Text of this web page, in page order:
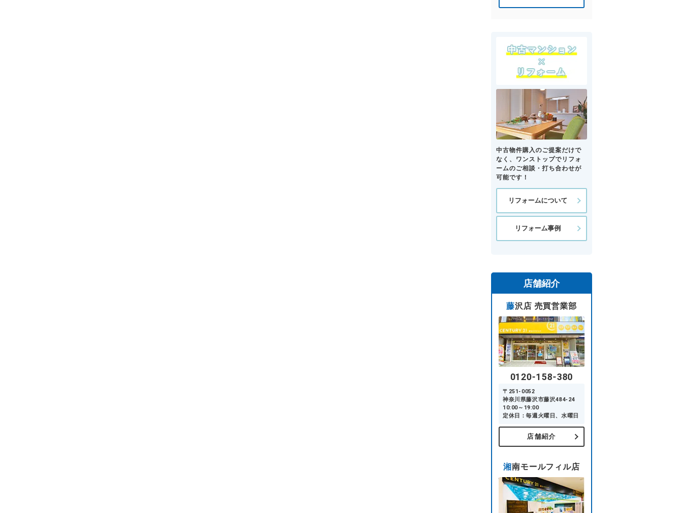
中古物件購入のご提案だけで
なく、ワンストップでリフォ
ームのご相談・打ち合わせが
可能です！
リフォームについて
リフォーム事例
店舗紹介
藤沢店 売買営業部
0120-158-380
〒251-0052
神奈川県藤沢市藤沢484-24
10:00～19:00
定休日：毎週火曜日、水曜日
店舗紹介
湘南モールフィル店